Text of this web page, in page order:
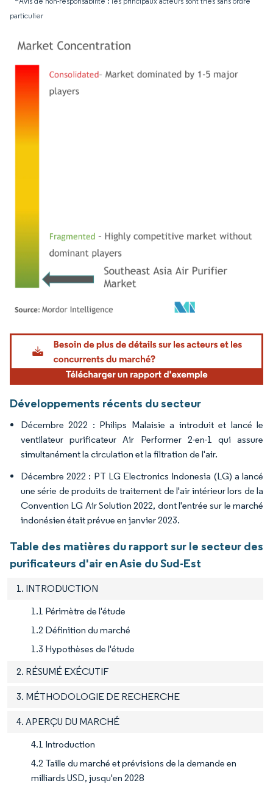
particulier
Image © Mordor Intelligence. La réutilisation nécessite une attribution sous CC BY
Développements récents du secteur
Décembre 2022 : Philips Malaisie a introduit et lancé le
ventilateur purificateur Air Performer 2-en-1 qui assure
simultanément la circulation et la filtration de l'air.
Décembre 2022 : PT LG Electronics Indonesia (LG) a lancé
une série de produits de traitement de l'air intérieur lors de la
Convention LG Air Solution 2022, dont l'entrée sur le marché
indonésien était prévue en janvier 2023.
Table des matières du rapport sur le secteur des
purificateurs d'air en Asie du Sud-Est
1. INTRODUCTION
1.1 Périmètre de l'étude
1.2 Définition du marché
1.3 Hypothèses de l'étude
2. RÉSUMÉ EXÉCUTIF
3. MÉTHODOLOGIE DE RECHERCHE
4. APERÇU DU MARCHÉ
4.1 Introduction
4.2 Taille du marché et prévisions de la demande en
milliards USD, jusqu'en 2028